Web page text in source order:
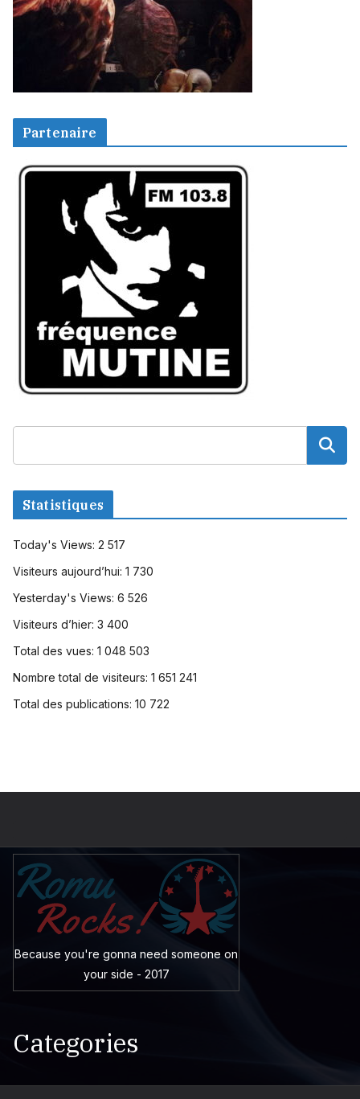
Partenaire
Statistiques
Today's Views: 2 517
Visiteurs aujourd’hui: 1 730
Yesterday's Views: 6 526
Visiteurs d’hier: 3 400
Total des vues: 1 048 503
Nombre total de visiteurs: 1 651 241
Total des publications: 10 722
Because you're gonna need someone on
your side - 2017
Categories